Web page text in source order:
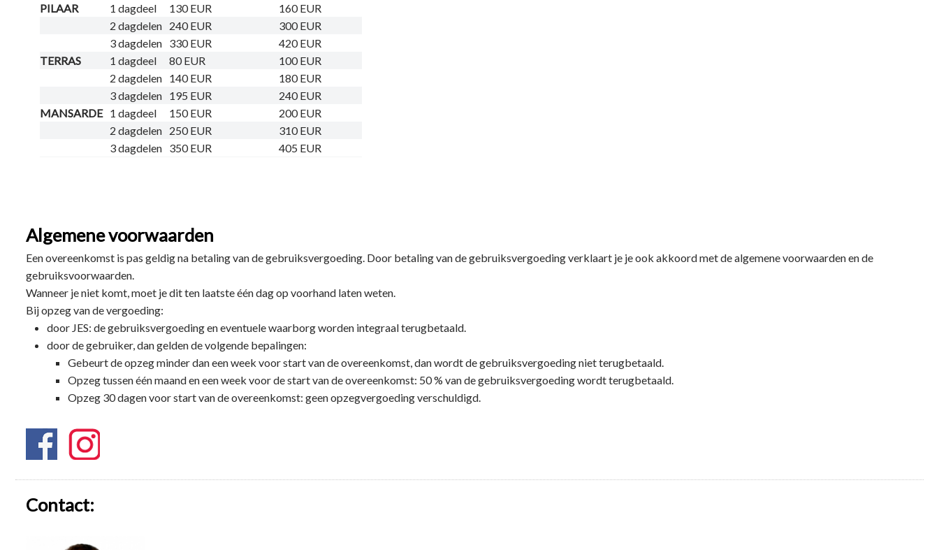
mso-font-
signature:-536869121
1107305727
33554432 0 415 0;}
@font-face {font-
family:Calibri; panose-
1:2 15 5 2 2 2 4 3 2 4;
font-pitch:variable;
mso-font-
signature:-469750017
-1073732485 9 0 511
0;} /* Style Definitions
*/ p.MsoNormal,
li.MsoNormal,
div.MsoNormal {mso-
style-unhide:no; mso-
style-qformat:yes;
margin:0cm; margin-
pagination:none; font-
PILAAR
1 dagdeel 130 EUR
160 EUR
2 dagdelen 240 EUR
300 EUR
3 dagdelen 330 EUR
420 EUR
TERRAS
1 dagdeel 80 EUR
100 EUR
2 dagdelen 140 EUR
180 EUR
3 dagdelen 195 EUR
240 EUR
MANSARDE 1 dagdeel 150 EUR
200 EUR
2 dagdelen 250 EUR
310 EUR
3 dagdelen 350 EUR 405 EUR
Algemene voorwaarden
Een overeenkomst is pas geldig na betaling van de gebruiksvergoeding. Door betaling van de gebruiksvergoeding verklaart je je ook akkoord met de algemene voorwaarden en de
gebruiksvoorwaarden.
Wanneer je niet komt, moet je dit ten laatste één dag op voorhand laten weten.
Bij opzeg van de vergoeding:
door JES: de gebruiksvergoeding en eventuele waarborg worden integraal terugbetaald.
door de gebruiker, dan gelden de volgende bepalingen:
Gebeurt de opzeg minder dan een week voor start van de overeenkomst, dan wordt de gebruiksvergoeding niet terugbetaald.
Opzeg tussen één maand en een week voor de start van de overeenkomst: 50 % van de gebruiksvergoeding wordt terugbetaald.
Opzeg 30 dagen voor start van de overeenkomst: geen opzegvergoeding verschuldigd.
Contact: